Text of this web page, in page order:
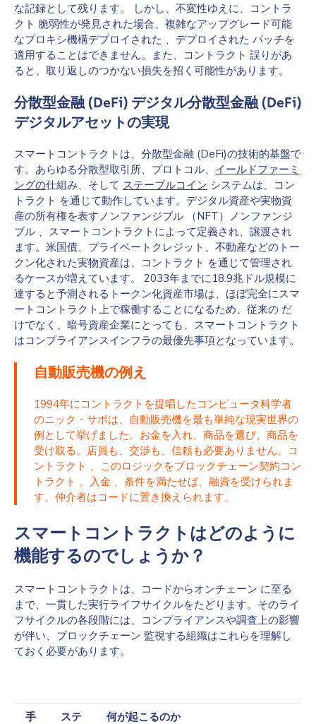
な記録として残ります。 しかし、不変性ゆえに、コントラ
クト 脆弱性が発見された場合、複雑なアップグレード可能
なプロキシ機構デプロイされた 、デプロイされた パッチを
適用することはできません。また、コントラクト 誤りがあ
ると、取り返しのつかない損失を招く可能性があります。
分散型金融 (DeFi) デジタル分散型金融 (DeFi)
デジタルアセットの実現
スマートコントラクトは、分散型金融 (DeFi)の技術的基盤で
す。あらゆる分散型取引所、プロトコル、 イールドファーミ
ングの仕組み、そして ステーブルコイン システムは、コン
トラクト を通じて動作しています。デジタル資産や実物資
産の所有権を表すノンファンジブル （NFT）ノンファンジ
ブル 、スマートコントラクトによって定義され、譲渡され
ます。米国債、プライベートクレジット、不動産などのトー
クン化された実物資産は、コントラクト を通じて管理され
るケースが増えています。 2033年までに18.9兆ドル規模に
達すると予測されるトークン化資産市場は、ほぼ完全にスマ
ートコントラクト上で稼働することになるため、従来の だ
けでなく、暗号資産企業にとっても、スマートコントラクト
はコンプライアンスインフラの最優先事項となっています。
自動販売機の例え
1994年にコントラクトを提唱したコンピュータ科学者
のニック・サボは、自動販売機を最も単純な現実世界の
例として挙げました。お金を入れ、商品を選び、商品を
受け取る。店員も、交渉も、信頼も必要ありません。コ
ントラクト 、このロジックをブロックチェーン契約コン
トラクト 。入金 、条件を満たせば、融資を受けられま
す。仲介者はコードに置き換えられます。
スマートコントラクトはどのように
機能するのでしょうか？
スマートコントラクトは、コードからオンチェーン に至る
まで、一貫した実行ライフサイクルをたどります。そのライ
フサイクルの各段階には、コンプライアンスや調査上の影響
が伴い、ブロックチェーン 監視する組織はこれらを理解し
ておく必要があります。
手
ステ
何が起こるのか